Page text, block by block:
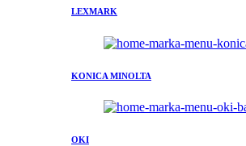
LEXMARK
KONICA MINOLTA
OKI